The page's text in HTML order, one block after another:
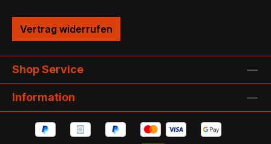
Vertrag widerrufen
Shop Service
Information